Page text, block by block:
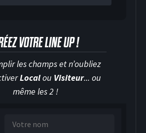
VOTRE LINE UP !
les champs et n’oubliez
Localou Visiteur... ou
même les 2 !